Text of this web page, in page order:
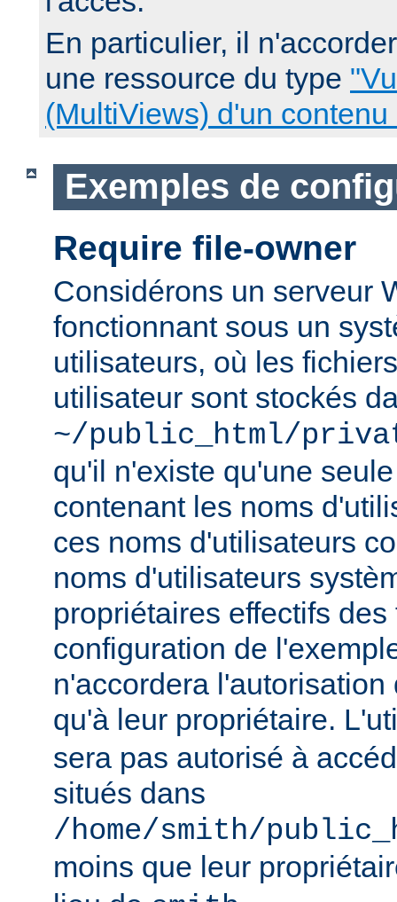
En particulier, il
une ressource du type
(MultiViews) d'un
Exemples de
Require file-owner
Considérons un serveur
fonctionnant sous un
utilisateurs, où les
utilisateur sont stockés
~/public_html/
qu'il n'existe qu'une
contenant les noms
ces noms d'utilisateurs
noms d'utilisateurs
propriétaires effectifs
configuration de
n'accordera
qu'à leur propriétaire.
sera pas autorisé à
situés dans
/home/smith/
moins que leur